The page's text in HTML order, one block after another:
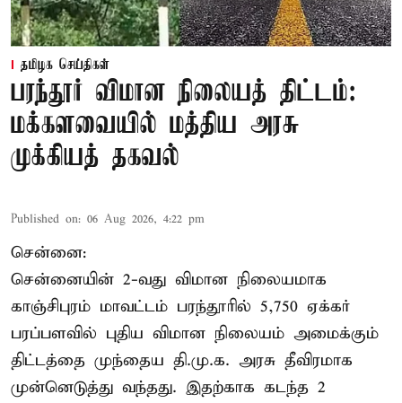
தமிழக செய்திகள்
பரந்தூர் விமான நிலையத் திட்டம்:
மக்களவையில் மத்திய அரசு
முக்கியத் தகவல்
Published on: 06 Aug 2026, 4:22 pm
சென்னை:
சென்னையின் 2-வது விமான நிலையமாக
காஞ்சிபுரம் மாவட்டம் பரந்தூரில் 5,750 ஏக்கர்
பரப்பளவில் புதிய விமான நிலையம் அமைக்கும்
திட்டத்தை முந்தைய தி.மு.க. அரசு தீவிரமாக
முன்னெடுத்து வந்தது. இதற்காக கடந்த 2